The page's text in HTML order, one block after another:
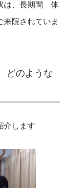
は、長期間 体
来院されていま
どのような
します